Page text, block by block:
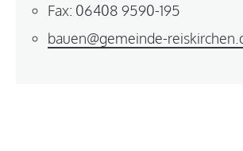
Fax: 06408 9590-195
bauen@gemeinde-